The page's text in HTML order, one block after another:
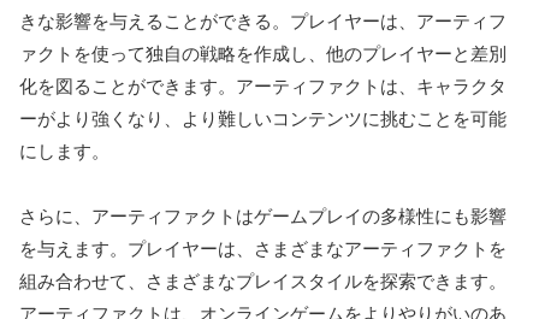
きな影響を与えることができる。プレイヤーは、アーティフ
ァクトを使って独自の戦略を作成し、他のプレイヤーと差別
化を図ることができます。アーティファクトは、キャラクタ
ーがより強くなり、より難しいコンテンツに挑むことを可能
にします。
さらに、アーティファクトはゲームプレイの多様性にも影響
を与えます。プレイヤーは、さまざまなアーティファクトを
組み合わせて、さまざまなプレイスタイルを探索できます。
アーティファクトは、オンラインゲームをよりやりがいのあ